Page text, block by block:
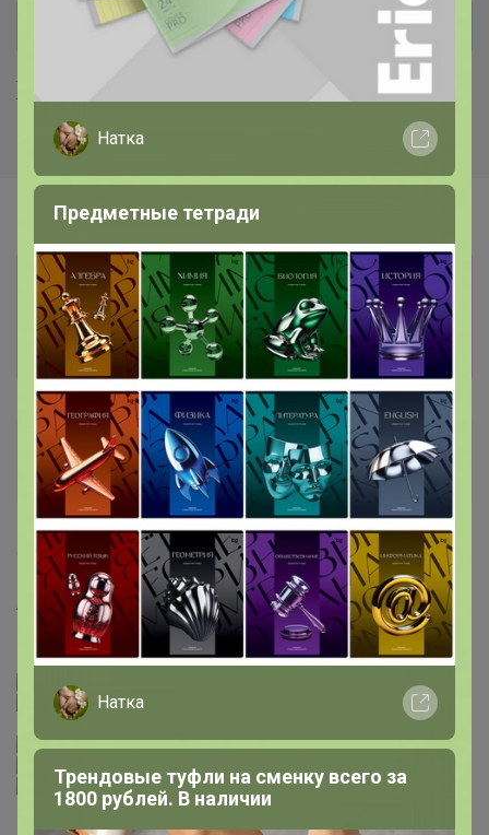
Хиты продаж
Информация о заказах доступна
лишь членам клуба
Показать
Мартка Мандарин
Кандидат в магистры
4 марта, 2022 11:52
Artemida, добрый день! Что поставщик говорит, цены
повысит?
Натка
Предметные тетради
Натка
Трендовые туфли на сменку всего за
1800 рублей. В наличии